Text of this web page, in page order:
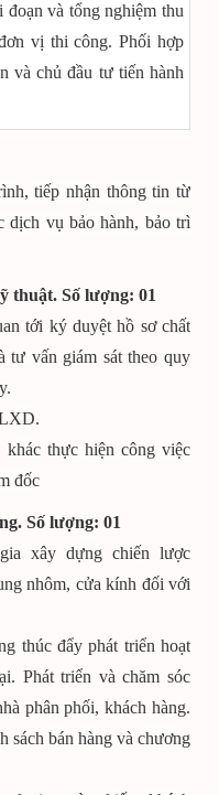
và tổng nghiệm thu
vị thi công. Phối hợp
và chủ đầu tư tiến hành
tiếp nhận thông tin từ
dịch vụ bảo hành, bảo trì
thuật. Số lượng: 01
tới ký duyệt hồ sơ chất
tư vấn giám sát theo quy
thực hiện công việc
đốc
Số lượng: 01
xây dựng chiến lược
nhôm, cửa kính đối với
thúc đẩy phát triển hoạt
Phát triển và chăm sóc
phân phối, khách hàng.
sách bán hàng và chương